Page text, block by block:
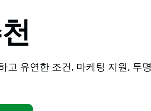
고 유연한 조건, 마케팅 지원, 투명